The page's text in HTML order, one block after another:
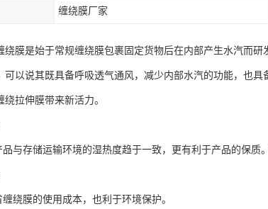
缠绕膜厂家
绕膜是始于常规缠绕膜包裹固定货物后在内部产生水汽而
可以说其既具备呼吸透气通风，减少内部水汽的功能，也
绕拉伸膜带来新活力。
品与存储运输环境的湿热度趋于一致，更有利于产品的保
缠绕膜的使用成本，也利于环境保护。